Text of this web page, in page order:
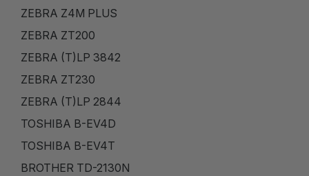
ZEBRA Z4M PLUS
ZEBRA ZT200
ZEBRA (T)LP 3842
ZEBRA ZT230
ZEBRA (T)LP 2844
TOSHIBA B-EV4D
TOSHIBA B-EV4T
BROTHER TD-2130N